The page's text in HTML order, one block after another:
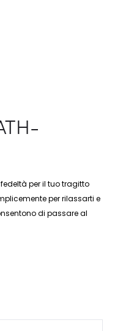
per il tuo tragitto
per rilassarti e
di passare al